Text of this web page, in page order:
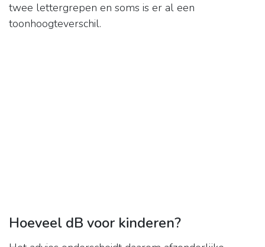
twee lettergrepen en soms is er al een
toonhoogteverschil.
Hoeveel dB voor kinderen?